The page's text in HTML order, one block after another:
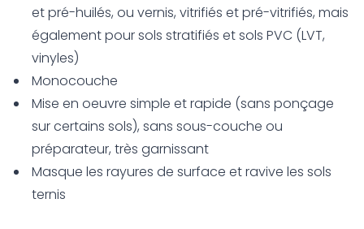
et pré-huilés, ou vernis, vitrifiés et pré-vitrifiés, mais
également pour sols stratifiés et sols PVC (LVT,
vinyles)
Monocouche
Mise en oeuvre simple et rapide (sans ponçage
sur certains sols), sans sous-couche ou
préparateur, très garnissant
Masque les rayures de surface et ravive les sols
ternis